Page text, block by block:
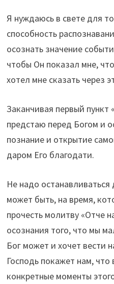
Я нуждаюсь в свете для
способность
осознать значение
чтобы Он показал мне,
хотел мне сказать через
Заканчивая первый пункт
предстаю перед Богом и
познание и открытие
даром Его благодати.
Не надо останавливаться
может быть, на время,
прочесть молитву «Отче
осознания того, что мы
Бог может и хочет вести
Господь покажет нам,
конкретные моменты